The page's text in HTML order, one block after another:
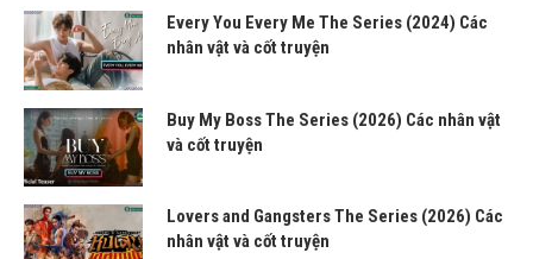
Every You Every Me The Series (2024) Các
nhân vật và cốt truyện
Buy My Boss The Series (2026) Các nhân vật
và cốt truyện
Lovers and Gangsters The Series (2026) Các
nhân vật và cốt truyện